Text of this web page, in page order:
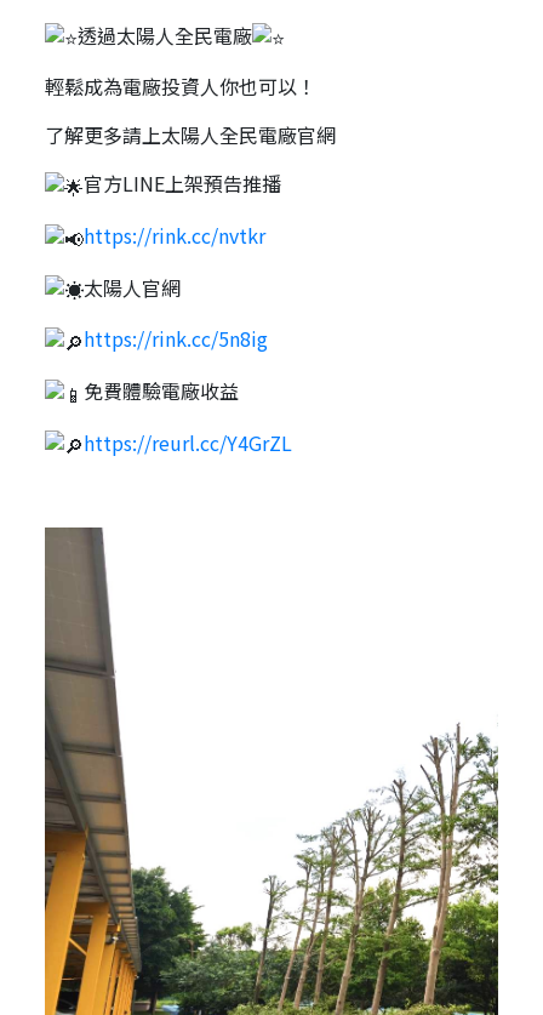
透過太陽人全民電廠
輕鬆成為電廠投資人你也可以！
了解更多請上太陽人全民電廠官網
官方LINE上架預告推播
https://rink.cc/nvtkr
太陽人官網
https://rink.cc/5n8ig
免費體驗電廠收益
https://reurl.cc/Y4GrZL